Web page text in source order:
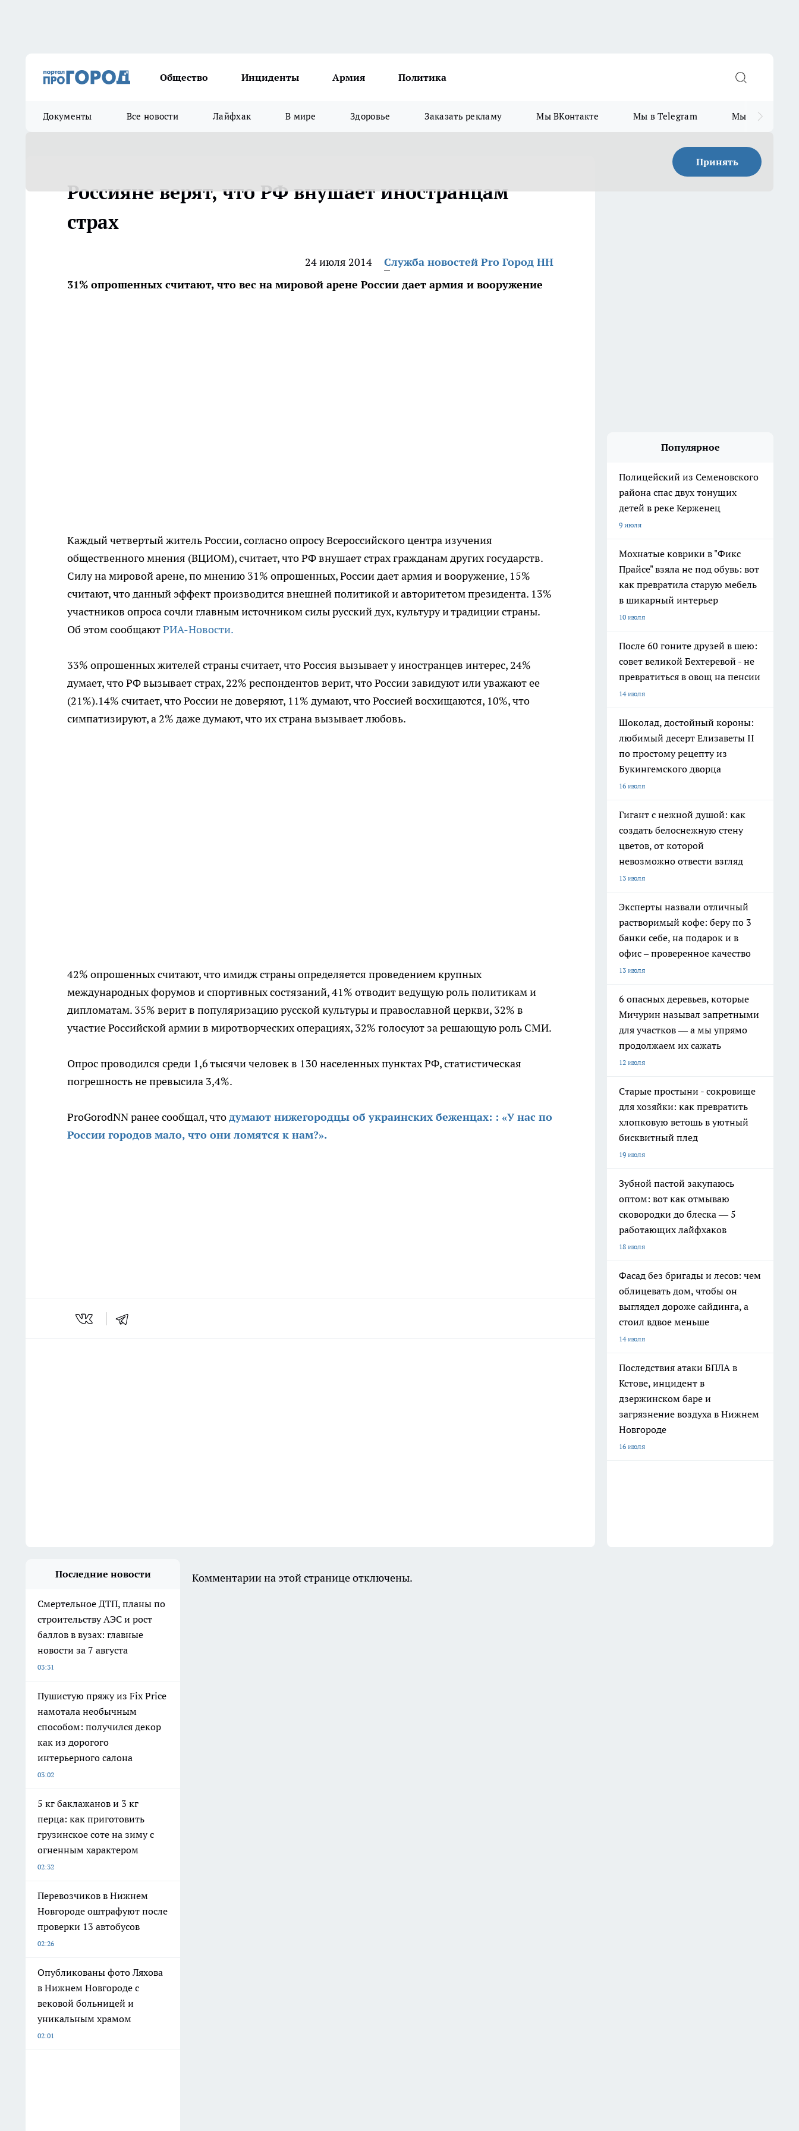
Общество Инциденты Армия Политика
Документы Все новости Лайфхак В мире Здоровье Заказать рекламу Мы ВКонтакте Мы в Telegram Мы в MAX
Принять
Россияне верят, что РФ внушает иностранцам
страх
24 июля 2014
Служба новостей Pro Город НН
31% опрошенных считают, что вес на мировой арене России дает армия и вооружение
Каждый четвертый житель России, согласно опросу Всероссийского центра изучения
общественного мнения (ВЦИОМ), считает, что РФ внушает страх гражданам других государств.
Силу на мировой арене, по мнению 31% опрошенных, России дает армия и вооружение, 15%
считают, что данный эффект производится внешней политикой и авторитетом президента. 13%
участников опроса сочли главным источником силы русский дух, культуру и традиции страны.
Об этом сообщаютРИА-Новости.
33% опрошенных жителей страны считает, что Россия вызывает у иностранцев интерес, 24%
думает, что РФ вызывает страх, 22% респондентов верит, что России завидуют или уважают ее
(21%).14% считает, что России не доверяют, 11% думают, что Россией восхищаются, 10%, что
симпатизируют, а 2% даже думают, что их страна вызывает любовь.
42% опрошенных считают, что имидж страны определяется проведением крупных
международных форумов и спортивных состязаний, 41% отводит ведущую роль политикам и
дипломатам. 35% верит в популяризацию русской культуры и православной церкви, 32% в
участие Российской армии в миротворческих операциях, 32% голосуют за решающую роль СМИ.
Опрос проводился среди 1,6 тысячи человек в 130 населенных пунктах РФ, статистическая
погрешность не превысила 3,4%.
ProGorodNN ранее сообщал, чтодумают нижегородцы об украинских беженцах: : «У нас по
России городов мало, что они ломятся к нам?».
Популярное
Полицейский из Семеновского
района спас двух тонущих
детей в реке Керженец
9 июля
Мохнатые коврики в "Фикс
Прайсе" взяла не под обувь: вот
как превратила старую мебель
в шикарный интерьер
10 июля
После 60 гоните друзей в шею:
совет великой Бехтеревой - не
превратиться в овощ на пенсии
14 июля
Шоколад, достойный короны:
любимый десерт Елизаветы II
по простому рецепту из
Букингемского дворца
16 июля
Гигант с нежной душой: как
создать белоснежную стену
цветов, от которой
невозможно отвести взгляд
13 июля
Эксперты назвали отличный
растворимый кофе: беру по 3
банки себе, на подарок и в
офис – проверенное качество
13 июля
6 опасных деревьев, которые
Мичурин называл запретными
для участков — а мы упрямо
продолжаем их сажать
12 июля
Старые простыни - сокровище
для хозяйки: как превратить
хлопковую ветошь в уютный
бисквитный плед
19 июля
Зубной пастой закупаюсь
оптом: вот как отмываю
сковородки до блеска — 5
работающих лайфхаков
18 июля
Фасад без бригады и лесов: чем
облицевать дом, чтобы он
выглядел дороже сайдинга, а
стоил вдвое меньше
14 июля
Последствия атаки БПЛА в
Кстове, инцидент в
дзержинском баре и
загрязнение воздуха в Нижнем
Новгороде
16 июля
Последние новости
Смертельное ДТП, планы по
строительству АЭС и рост
баллов в вузах: главные
новости за 7 августа
03:31
Пушистую пряжу из Fix Price
намотала необычным
способом: получился декор
как из дорогого
интерьерного салона
03:02
5 кг баклажанов и 3 кг
перца: как приготовить
грузинское соте на зиму с
огненным характером
02:32
Перевозчиков в Нижнем
Новгороде оштрафуют после
проверки 13 автобусов
02:26
Опубликованы фото Ляхова
в Нижнем Новгороде с
вековой больницей и
уникальным храмом
02:01
Комментарии на этой странице отключены.